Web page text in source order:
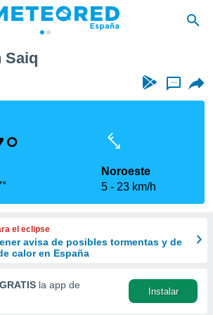
Saiq
...
Noroeste
5
23 km/h
el eclipse
avisa de posibles tormentas y de
calor en España
GRATIS la app de
Instalar